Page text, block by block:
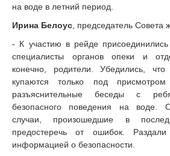
на воде в летний период.
Ирина Белоус, председатель Совета
- К участию в рейде присоединились
специалисты органов опеки и
конечно, родители. Убедились, что
купаются только под
разъяснительные беседы с
безопасного поведения на воде.
случаи, произошедшие в
предостеречь от ошибок.
информацией о безопасности.